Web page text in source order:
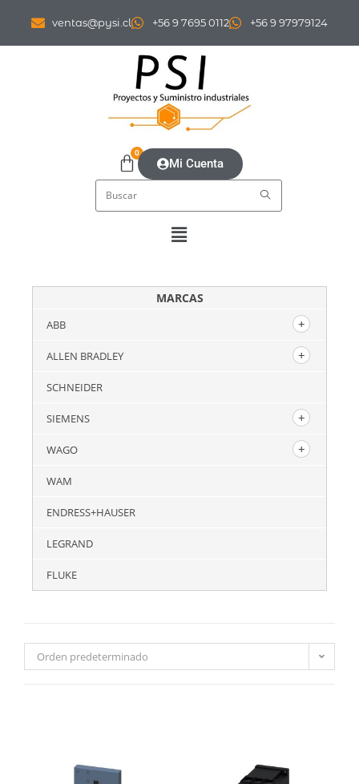
ventas@pysi.cl +56 9 7695 0112 +56 9 97979124
0
Mi Cuenta
MARCAS
ABB
ALLEN BRADLEY
SCHNEIDER
SIEMENS
WAGO
WAM
ENDRESS+HAUSER
LEGRAND
FLUKE
Orden predeterminado